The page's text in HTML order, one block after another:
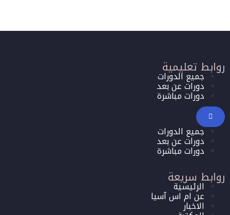
روابط تعليمية
جميع الدورات
دورات عن بعد
دورات مباشرة
جميع الدورات
دورات عن بعد
دورات مباشرة
روابط سريعة
الرئيسية
عن ام اس آسيا
الاخبار